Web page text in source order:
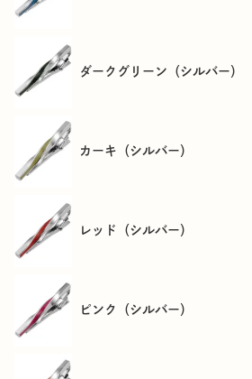
ダークグリーン（シルバー）
カーキ（シルバー）
レッド（シルバー）
ピンク（シルバー）